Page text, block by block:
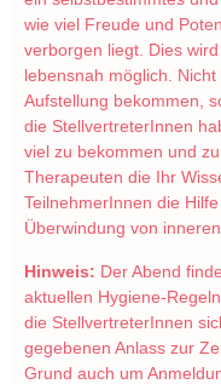
wie viel Freude und
verborgen liegt. Dies
lebensnah möglich.
Aufstellung bekommen,
die StellvertreterInnen
viel zu bekommen und
Therapeuten die Ihr
TeilnehmerInnen die
Überwindung von
Hinweis: Der Abend
aktuellen Hygiene-
die StellvertreterInnen
gegebenen Anlass zur
Grund auch um